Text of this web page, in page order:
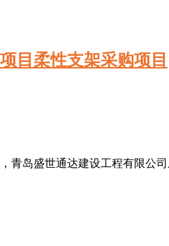
目柔性支架采购项目
岛盛世通达建设工程有限公